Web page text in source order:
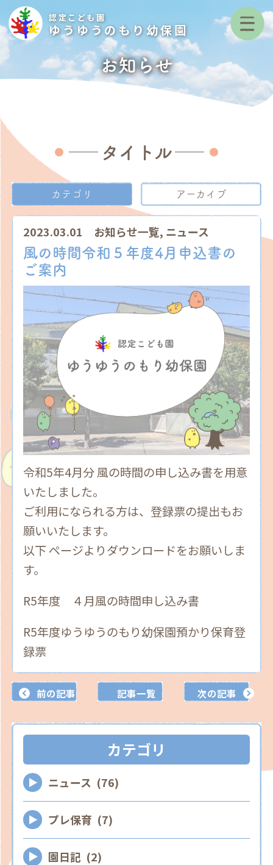
認定こども園
ゆうゆうのもり幼保園
お知らせ
タイトル
カテゴリ アーカイブ
2023.03.01 お知らせ一覧, ニュース
風の時間令和５年度4月申込書の
ご案内
令和5年4月分 風の時間の申し込み書を用意
いたしました。
ご利用になられる方は、登録票の提出もお
願いいたします。
以下 ページよりダウンロードをお願いしま
す。
R5年度 ４月風の時間申し込み書
R5年度ゆうゆうのもり幼保園預かり保育登
録票
前の記事 記事一覧 次の記事
カテゴリ
ニュース (76)
プレ保育 (7)
園日記 (2)